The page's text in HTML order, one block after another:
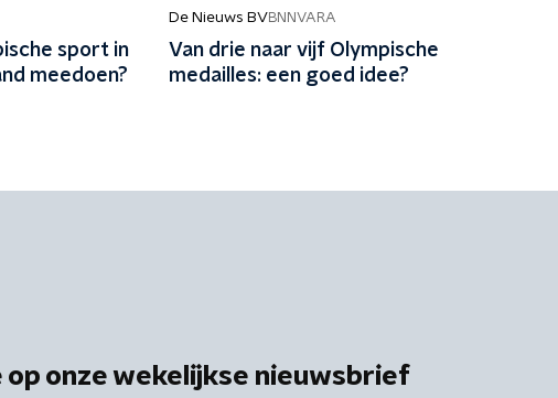
sport in
meedoen?
De Nieuws BVBNNVARA
Van drie naar vijf Olympische
medailles: een goed idee?
op onze wekelijkse nieuwsbrief